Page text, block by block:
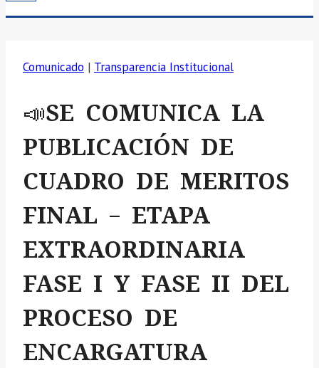
Comunicado | Transparencia Institucional
📣SE COMUNICA LA
PUBLICACIÓN DE
CUADRO DE MERITOS
FINAL – ETAPA
EXTRAORDINARIA
FASE I Y FASE II DEL
PROCESO DE
ENCARGATURA